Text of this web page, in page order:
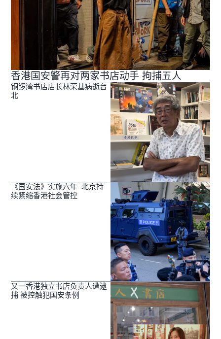
香港国安警再对两家书店动手 拘捕五人
铜锣湾书店店长林荣基病逝台
北
《国安法》实施六年 北京持
续紧缩香港社会管控
又一香港独立书店负责人遭逮
捕 被控触犯国安条例